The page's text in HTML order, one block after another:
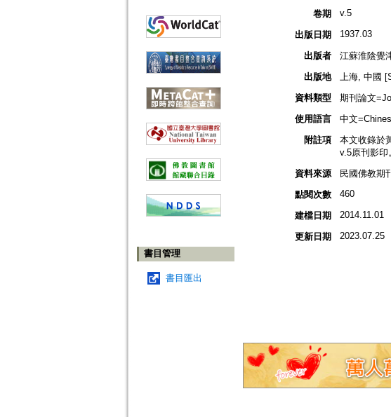
書目管理
書目匯出
卷期
v.5
出版日期 1937.03
出版者
江蘇淮陰覺
出版地
上海, 中國
資料類型
期刊論文
使用語言
中文
附註項
本文收錄於
v.5原刊影印。
資料來源
民國佛教期
點閱次數
460
建檔日期 2014.11.01
更新日期 2023.07.25